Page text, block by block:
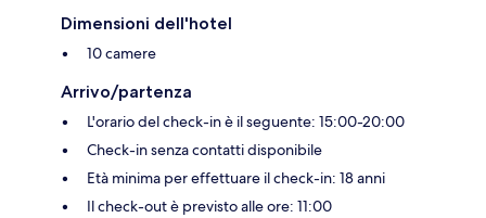
Dimensioni dell'hotel
10 camere
Arrivo/partenza
L'orario del check-in è il seguente: 15:00-20:00
Check-in senza contatti disponibile
Età minima per effettuare il check-in: 18 anni
Il check-out è previsto alle ore: 11:00